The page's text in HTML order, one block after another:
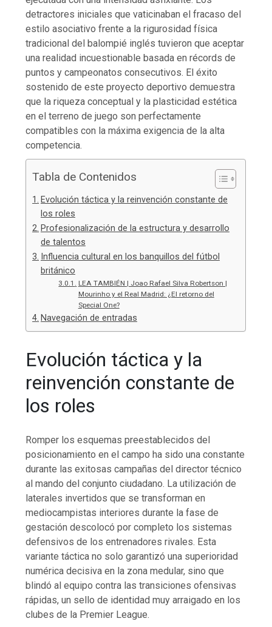
detractores iniciales que vaticinaban el fracaso del
estilo asociativo frente a la rigurosidad física
tradicional del balompié inglés tuvieron que aceptar
una realidad incuestionable basada en récords de
puntos y campeonatos consecutivos. El éxito
sostenido de este proyecto deportivo demuestra
que la riqueza conceptual y la plasticidad estética
en el terreno de juego son perfectamente
compatibles con la máxima exigencia de la alta
competencia.
Tabla de Contenidos
Evolución táctica y la reinvención constante de
los roles
Profesionalización de la estructura y desarrollo
de talentos
Influencia cultural en los banquillos del fútbol
británico
LEA TAMBIÉN | Joao Rafael Silva Robertson |
Mourinho y el Real Madrid: ¿El retorno del
Special One?
Navegación de entradas
Evolución táctica y la
reinvención constante de
los roles
Romper los esquemas preestablecidos del
posicionamiento en el campo ha sido una constante
durante las exitosas campañas del director técnico
al mando del conjunto ciudadano. La utilización de
laterales invertidos que se transforman en
mediocampistas interiores durante la fase de
gestación descolocó por completo los sistemas
defensivos de los entrenadores rivales. Esta
variante táctica no solo garantizó una superioridad
numérica decisiva en la zona medular, sino que
blindó al equipo contra las transiciones ofensivas
rápidas, un sello de identidad muy arraigado en los
clubes de la Premier League.